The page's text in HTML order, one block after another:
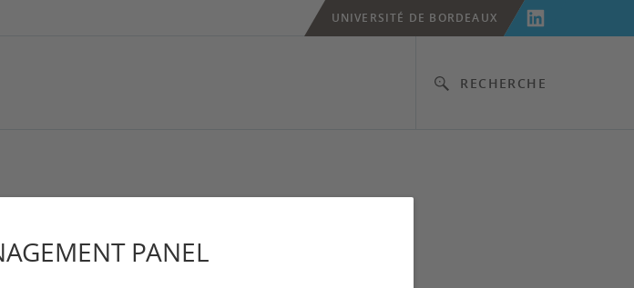
PANEL
RECHERCHE
UNIVERSITÉ DE BORDEAUX